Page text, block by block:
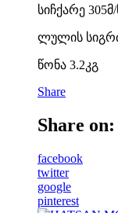
სიჩქარე
ლულის
წონა 3.2კგ
Share
Share on:
facebook
twitter
google
pinterest